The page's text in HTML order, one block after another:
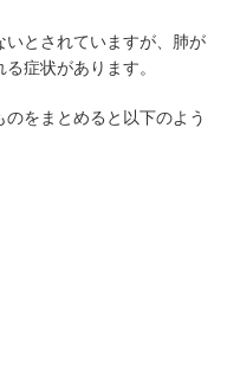
いとされていますが、肺が
症状があります。
をまとめると以下のよう